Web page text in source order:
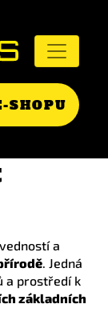
SHOPU
a
. Jedná
a prostředí k
základních